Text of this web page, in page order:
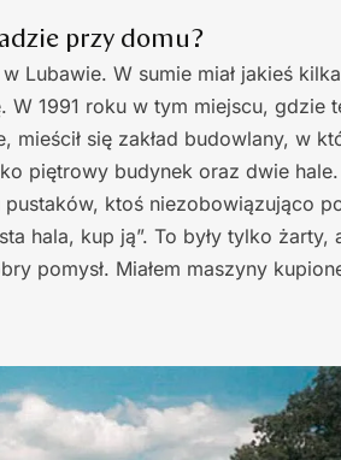
przy domu?
Lubawie. W sumie miał jakieś
W 1991 roku w tym miejscu, gdzie
się zakład budowlany, w
piętrowy budynek oraz dwie
ktoś niezobowiązująco
hala, kup ją”. To były tylko żarty,
pomysł. Miałem maszyny